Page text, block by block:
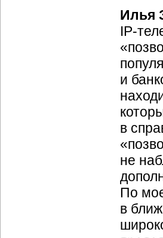
Илья
IP-
и
в
не
По
в